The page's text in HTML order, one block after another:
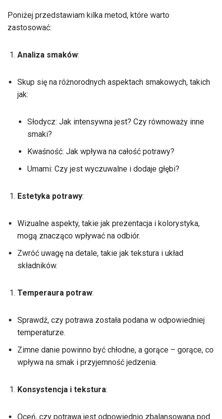
Poniżej przedstawiam kilka metod, które warto
zastosować:
Analiza smaków:
Skup się na różnorodnych aspektach smakowych, takich
jak:
Słodycz: Jak intensywna jest? Czy równoważy inne
smaki?
Kwaśność: Jak wpływa na całość potrawy?
Umami: Czy jest wyczuwalne i dodaje głębi?
Estetyka potrawy:
Wizualne aspekty, takie jak prezentacja i kolorystyka,
mogą znacząco wpływać na odbiór.
Zwróć uwagę na detale, takie jak tekstura i układ
składników.
Temperaura potraw:
Sprawdź, czy potrawa została podana w odpowiedniej
temperaturze.
Zimne danie powinno być chłodne, a gorące – gorące, co
wpływa na smak i przyjemność jedzenia.
Konsystencja i tekstura:
Oceń, czy potrawa jest odpowiednio zbalansowana pod